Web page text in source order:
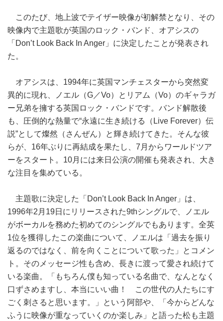
このたび、地上波でテイザー映像が初解禁となり、その
映像内で主題歌が英国のロック・バンド、オアシスの
「Don’t Look Back In Anger」に決定したことが発表され
た。
オアシスは、1994年に英国マンチェスターから突然変
異的に現れ、ノエル（G／Vo）とリアム（Vo）のギャラガ
ー兄弟を擁する英国ロック・バンドです。バンド解散後
も、圧倒的な熱量で“永遠に生き続ける（Live Forever）伝
説”として燦然（さんぜん）と輝き続けてきた。そんな彼
らが、16年ぶりに再結成を果たし、7月からワールドツア
ーをスタート。10月には来日公演の開催も発表され、大き
な注目を集めている。
主題歌に決定した「Don’t Look Back In Anger」は、
1996年2月19日にリリースされた9thシングルで、ノエル
がボーカルを務めた初めてのシングルでもあります。全英
1位を獲得したこの楽曲について、ノエルは「過去を振り
返るのではなく、前を向くことについて歌った」とコメン
ト。そのメッセージ性も含め、長きに渡って愛され続けて
いる楽曲。「もちろん僕も知っている名曲で、なんとなく
口ずさめますし、本当にいい曲！ この世代の人たちにす
ごく刺さると思います。」という阿部や、「今からどんな
ふうに映像が重なっていくのか楽しみ」と語った松も主題